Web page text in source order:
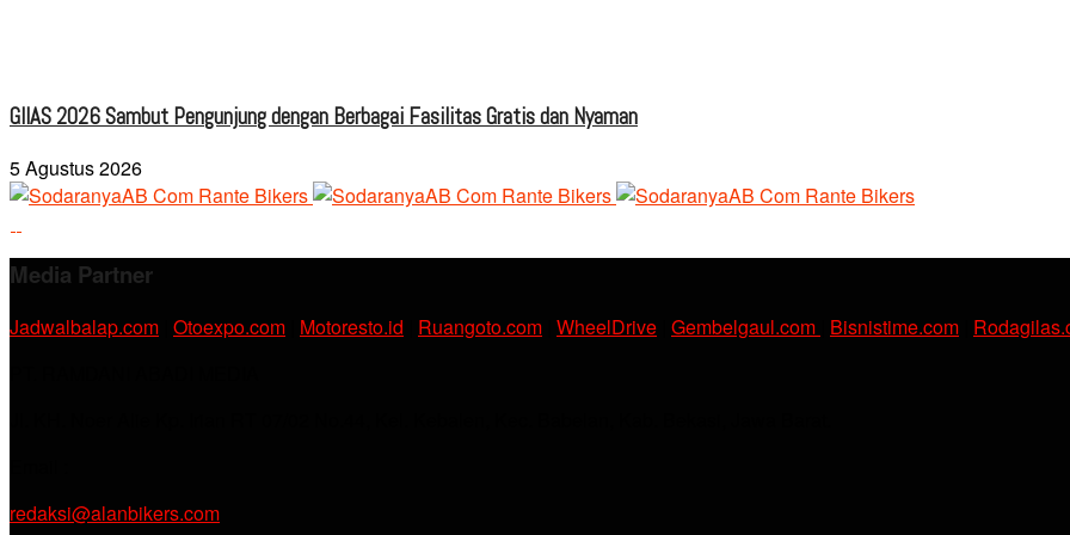
GIIAS 2026 Sambut Pengunjung dengan Berbagai Fasilitas Gratis dan Nyaman
5 Agustus 2026
Media Partner
Jadwalbalap.com Otoexpo.com Motoresto.id Ruangoto.com WheelDrive Gembelgaul.com Bisnistime.com
redaksi@alanbikers.com